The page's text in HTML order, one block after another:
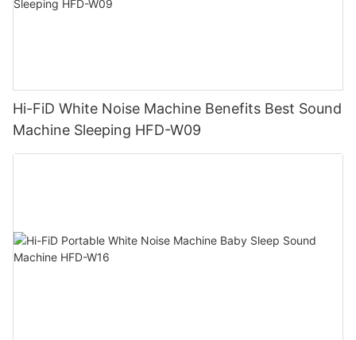
Hi-FiD White Noise Machine Benefits Best Sound
Machine Sleeping HFD-W09